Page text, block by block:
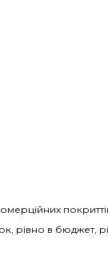
рівно в бюджет,